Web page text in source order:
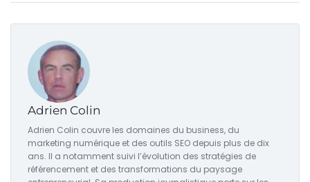
Adrien Colin
Adrien Colin couvre les domaines du business, du
marketing numérique et des outils SEO depuis plus de dix
ans. Il a notamment suivi l’évolution des stratégies de
référencement et des transformations du paysage